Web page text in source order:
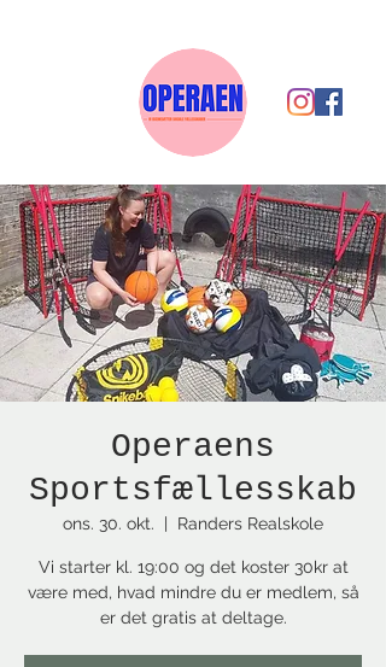
Operaens
Sportsfællesskab
ons. 30. okt.
  |
Randers Realskole
Vi starter kl. 19:00 og det koster 30kr at
være med, hvad mindre du er medlem, så